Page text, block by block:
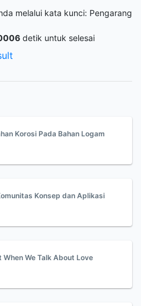
melalui kata kunci: Pengarang
detik untuk selesai
Korosi Pada Bahan Logam
Konsep dan Aplikasi
When We Talk About Love